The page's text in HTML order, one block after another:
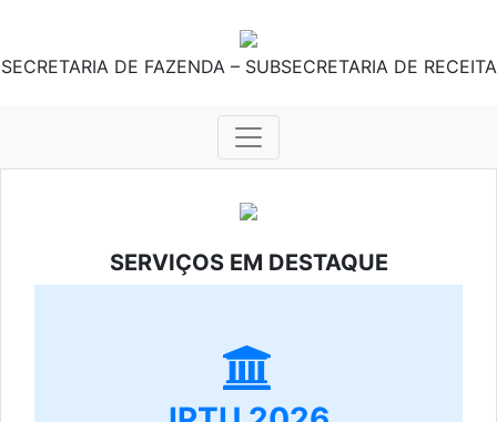
SECRETARIA DE FAZENDA – SUBSECRETARIA DE RECEITA
SERVIÇOS EM DESTAQUE